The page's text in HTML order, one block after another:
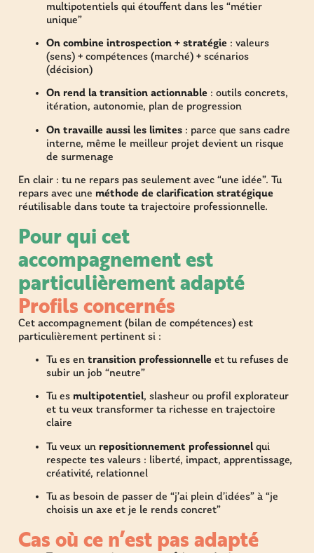
multipotentiels qui étouffent dans les “métier
unique”
On combine introspection + stratégie : valeurs
(sens) + compétences (marché) + scénarios
(décision)
On rend la transition actionnable : outils concrets,
itération, autonomie, plan de progression
On travaille aussi les limites : parce que sans cadre
interne, même le meilleur projet devient un risque
de surmenage
En clair : tu ne repars pas seulement avec “une idée”. Tu
repars avec une méthode de clarification stratégique
réutilisable dans toute ta trajectoire professionnelle.
Pour qui cet
accompagnement est
particulièrement adapté
Profils concernés
Cet accompagnement (bilan de compétences) est
particulièrement pertinent si :
Tu es en transition professionnelle et tu refuses de
subir un job “neutre”
Tu es multipotentiel, slasheur ou profil explorateur
et tu veux transformer ta richesse en trajectoire
claire
Tu veux un repositionnement professionnel qui
respecte tes valeurs : liberté, impact, apprentissage,
créativité, relationnel
Tu as besoin de passer de “j’ai plein d’idées” à “je
choisis un axe et je le rends concret”
Cas où ce n’est pas adapté